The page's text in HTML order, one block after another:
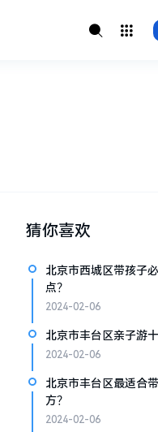
猜你喜欢
北京市西城区带孩子
点？
2024-02-06
北京市丰台区亲子游
2024-02-06
北京市丰台区最适合
方？
2024-02-06